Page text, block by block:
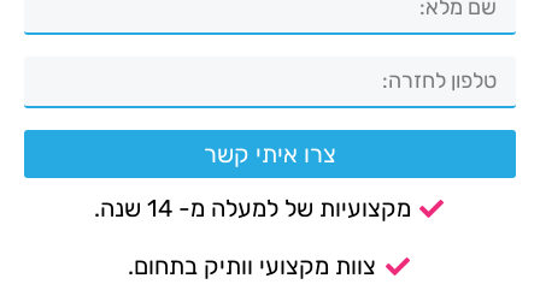
צרו איתי קשר
מקצועיות של למעלה מ- 14 שנה.
צוות מקצועי וותיק בתחום.